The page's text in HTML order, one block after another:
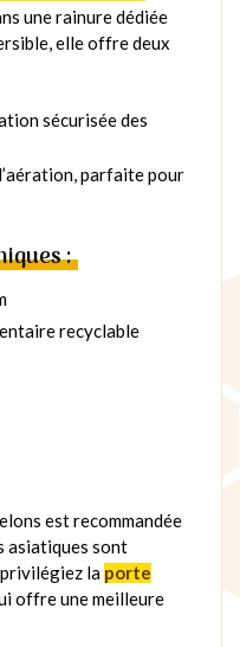
une rainure dédiée
elle offre deux
sécurisée des
parfaite pour
:
recyclable
est recommandée
asiatiques sont
privilégiez la porte
offre une meilleure